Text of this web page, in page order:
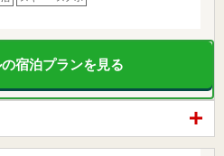
宿泊プランを見る